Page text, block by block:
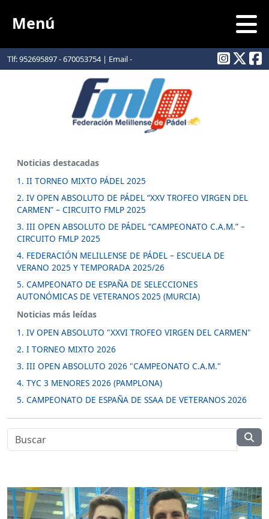
Tlf: 952695897 - 670053754 | Email -
info@padelmelilla.com
Menú
Noticias destacadas
1. II TORNEO MIXTO PÁDEL 2025
2. IV OPEN ABSOLUTO DE PÁDEL “XXV TROFEO VIRGEN DEL
CARMEN” – CIRCUITO FMLP 2025
3. III OPEN ABSOLUTO DE PÁDEL “CAMPEONATO C.A.M.” –
CIRCUITO FMLP 2025
4. FEDERACIÓN MELILLENSE DE PÁDEL – ESCUELA DE
VERANO 2025 Y TEMPORADA 2025/26
5. CAMPEONATO DE ESPAÑA DE SELECCIONES
AUTONÓMICAS DE VETERANOS 2025 (MURCIA)
Noticias más leídas
1. IV OPEN ABSOLUTO "XXVI TROFEO VIRGEN DEL CARMEN"
2. I TORNEO MIXTO 2026
3. III OPEN ABSOLUTO 2026 "CAMPEONATO C.A.M."
4. TYC 3 MENORES 2026 (PAMPLONA)
5. CAMPEONATO DE ESPAÑA DE SSAA DE VETERANOS 2026